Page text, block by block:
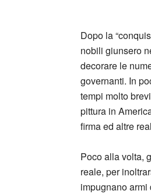
Dopo la
nobili giunsero
decorare le
governanti. In
tempi molto
pittura in
firma ed altre
Poco alla volta,
reale, per
impugnano